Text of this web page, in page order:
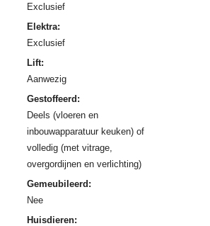
Exclusief
Elektra:
Exclusief
Lift:
Aanwezig
Gestoffeerd:
Deels (vloeren en
inbouwapparatuur keuken) of
volledig (met vitrage,
overgordijnen en verlichting)
Gemeubileerd:
Nee
Huisdieren: